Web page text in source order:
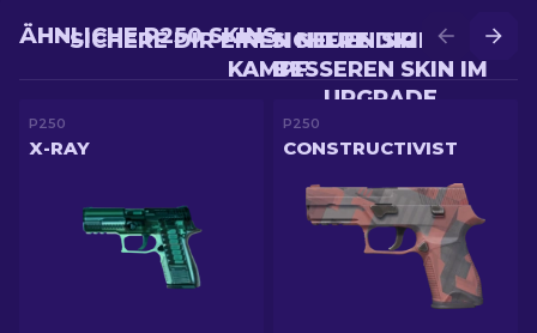
SICHERE DIR EINEN
BESSEREN SKIN IM
UPGRADE
SICHERE DIR EINEN NEUEN SKIN IM
KAMPF
ÄHNLICHE P250 SKINS
P250
X-RAY
P250
CONSTRUCTIVIST